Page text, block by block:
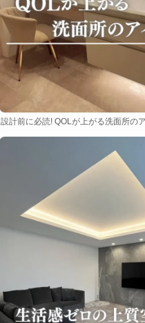
設計前に必読! QOLが上がる洗面所の